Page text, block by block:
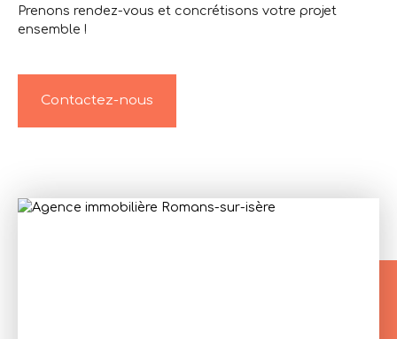
Prenons rendez-vous et concrétisons votre projet
ensemble !
Contactez-nous